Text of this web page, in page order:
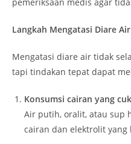
pemeriksaan medis agar
Langkah Mengatasi Diare Air
Mengatasi diare air tidak
tapi tindakan tepat dapat
Konsumsi cairan yang
Air putih, oralit, atau sup
cairan dan elektrolit yang